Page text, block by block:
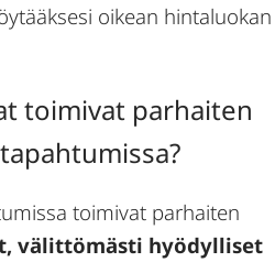
oikean hintaluokan
toimivat parhaiten
toimivat parhaiten
välittömästi hyödylliset